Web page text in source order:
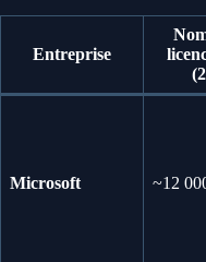
Entreprise
Microsoft ~12